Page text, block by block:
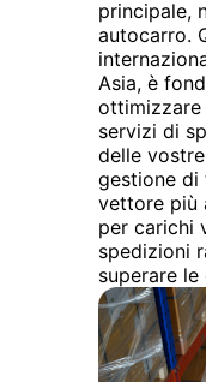
principale,
autocarro.
Asia, è
ottimizzare
servizi di
delle
gestione di
vettore più
per carichi
spedizioni
superare